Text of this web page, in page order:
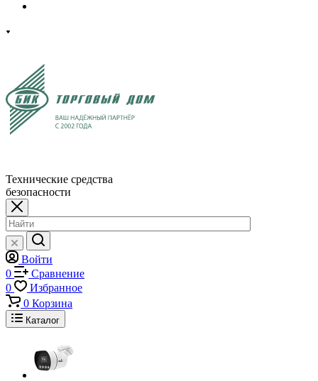
Технические средства
безопасности
Войти
0
Сравнение
0
Избранное
0 Корзина
Каталог